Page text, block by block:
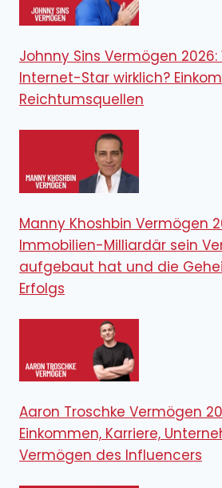
Johnny Sins Vermögen
Internet-Star wirklich?
Reichtumsquellen
Manny Khoshbin Vermögen
Immobilien-Milliardär sein
aufgebaut hat und die
Erfolgs
Aaron Troschke Vermögen
Einkommen, Karriere,
Vermögen des Influencers